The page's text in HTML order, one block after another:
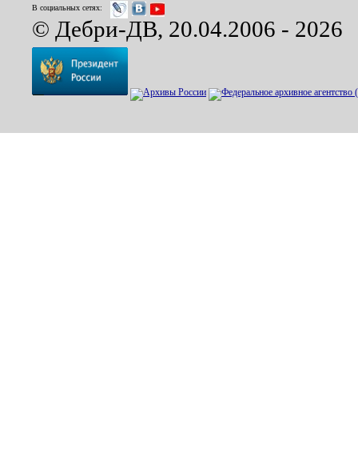
В социальных сетях:
© Дебри-ДВ, 20.04.2006 - 2026